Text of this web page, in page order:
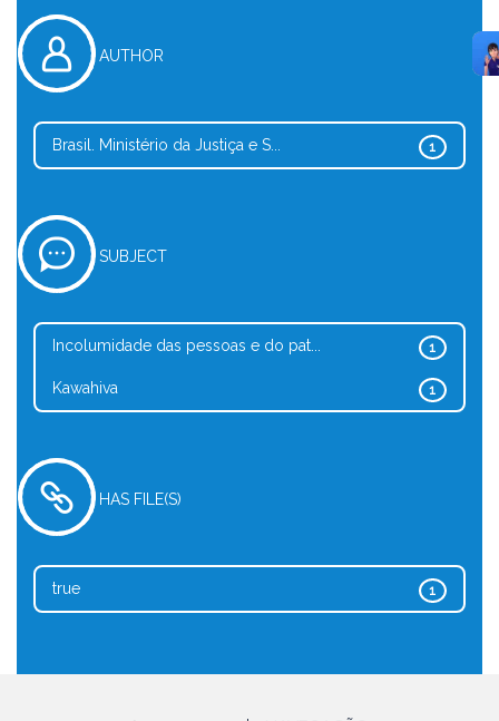
AUTHOR
1
Brasil. Ministério da Justiça e S...
SUBJECT
1
Incolumidade das pessoas e do pat...
1
Kawahiva
HAS FILE(S)
1
true